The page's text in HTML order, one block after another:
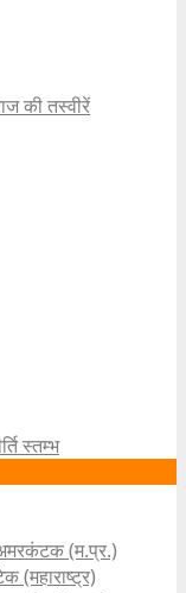
की तस्वीरें
स्तम्भ
अमरकंटक (म.प्र.)
(महाराष्ट्र)